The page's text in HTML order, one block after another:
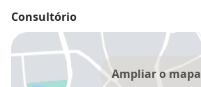
Consultório
Ampliar o mapa